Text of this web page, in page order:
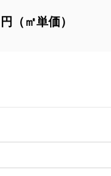
円（㎡単価）